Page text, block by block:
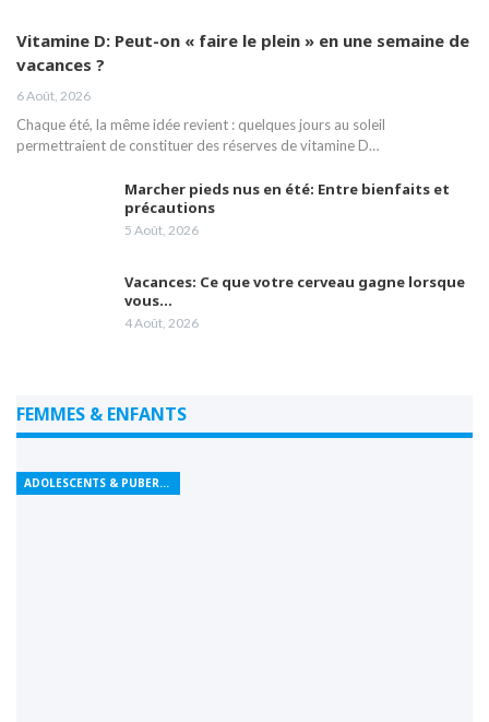
Vitamine D: Peut-on « faire le plein » en une semaine de
vacances ?
6 Août, 2026
Chaque été, la même idée revient : quelques jours au soleil
permettraient de constituer des réserves de vitamine D…
Marcher pieds nus en été: Entre bienfaits et
précautions
5 Août, 2026
Vacances: Ce que votre cerveau gagne lorsque
vous…
4 Août, 2026
FEMMES & ENFANTS
ADOLESCENTS & PUBERTÉ